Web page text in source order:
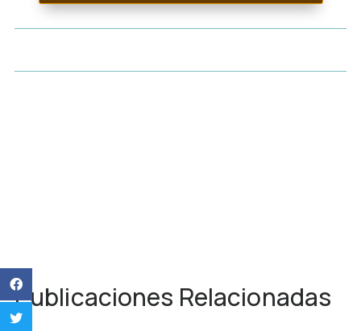
Publicaciones Relacionadas